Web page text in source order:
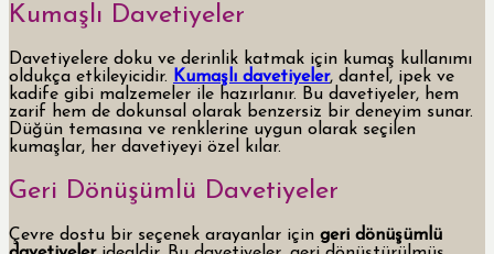
Kumaşlı Davetiyeler
Davetiyelere doku ve derinlik katmak için kumaş kullanımı
oldukça etkileyicidir. Kumaşlı davetiyeler, dantel, ipek ve
kadife gibi malzemeler ile hazırlanır. Bu davetiyeler, hem
zarif hem de dokunsal olarak benzersiz bir deneyim sunar.
Düğün temasına ve renklerine uygun olarak seçilen
kumaşlar, her davetiyeyi özel kılar.
Geri Dönüşümlü Davetiyeler
Çevre dostu bir seçenek arayanlar için geri dönüşümlü